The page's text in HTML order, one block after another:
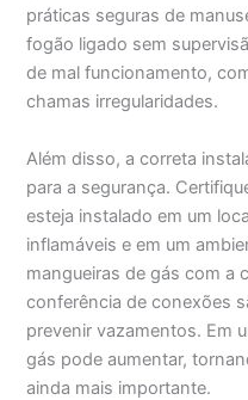
práticas seguras de
fogão ligado sem
de mal funcionamento,
chamas irregularidades.
Além disso, a correta
para a segurança.
esteja instalado em um
inflamáveis e em um
mangueiras de gás com a
conferência de conexões
prevenir vazamentos. Em
gás pode aumentar,
ainda mais importante.